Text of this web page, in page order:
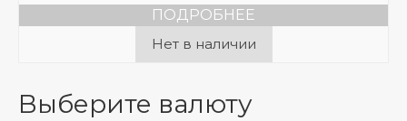
ПОДРОБНЕЕ
Нет в наличии
Выберите валюту